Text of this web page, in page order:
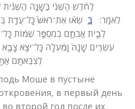
לַחֹ֨דֶשׁ הַשֵּׁנִ֜י בַּשָּׁנָ֣ה הַשֵּׁנִ֗ית
לֵאמֹֽר: ב שְׂא֗וּ אֶת־רֹאשׁ֙ כָּל־עֲדַ֣ת
לְבֵ֣ית אֲבֹתָ֑ם בְּמִסְפַּ֣ר שֵׁמ֔וֹת
עֶשְׂרִ֤ים שָׁנָה֙ וָמַ֔עְלָה כָּל־יֹצֵ֥א
לְצִבְאֹתָ֖ם
Моше в пустыне
в первый день
второй год после их